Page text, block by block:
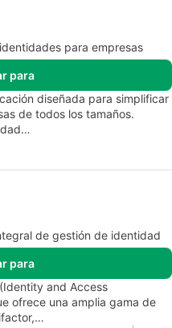
para empresas
para
diseñada para simplificar
de todos los tamaños.
de gestión de identidad
para
and Access
ofrece una amplia gama de